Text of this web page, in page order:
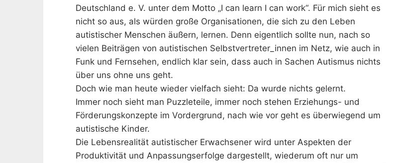
Deutschland e. V. unter dem Motto „I can learn I can work“. Für mich sieht es
nicht so aus, als würden große Organisationen, die sich zu den Leben
autistischer Menschen äußern, lernen. Denn eigentlich sollte nun, nach so
vielen Beiträgen von autistischen Selbstvertreter_innen im Netz, wie auch in
Funk und Fernsehen, endlich klar sein, dass auch in Sachen Autismus nichts
über uns ohne uns geht.
Doch wie man heute wieder vielfach sieht: Da wurde nichts gelernt.
Immer noch sieht man Puzzleteile, immer noch stehen Erziehungs- und
Förderungskonzepte im Vordergrund, nach wie vor geht es überwiegend um
autistische Kinder.
Die Lebensrealität autistischer Erwachsener wird unter Aspekten der
Produktivität und Anpassungserfolge dargestellt, wiederum oft nur um